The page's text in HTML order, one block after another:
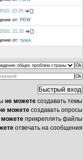
23:25
от: PDW
21:32
от: туша
не можете создавать темы
можете создавать опросы
можете прикреплять файлы
отвечать на сообщения